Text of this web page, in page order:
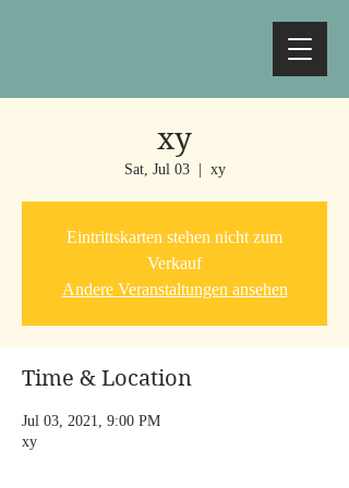
xy
Sat, Jul 03
  |
xy
Eintrittskarten stehen nicht zum
Verkauf
Andere Veranstaltungen ansehen
Time & Location
Jul 03, 2021, 9:00 PM
xy